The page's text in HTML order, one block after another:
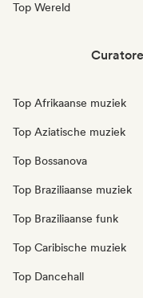
Top Wereld
Top Afrikaanse muziek
Top Aziatische muziek
Top Bossanova
Top Braziliaanse muziek
Top Braziliaanse funk
Top Caribische muziek
Top Dancehall